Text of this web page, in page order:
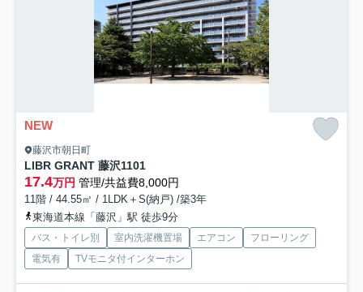
NEW
藤沢市朝日町
LIBR GRANT 藤沢1101
17.4万円 管理/共益費8,000円
11階 / 44.55㎡ / 1LDK＋S(納戸) /築3年
東海道本線「藤沢」駅 徒歩9分
バス・トイレ別 室内洗濯機置場 エアコン
フローリング
電気有
TVモニタ付インターホン